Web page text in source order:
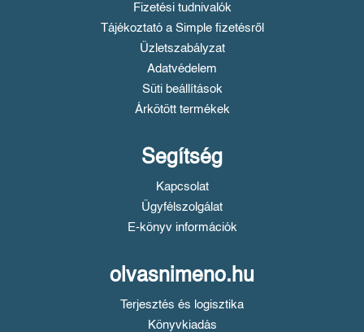
Fizetési tudnivalók
Tájékoztató a Simple fizetésről
Üzletszabályzat
Adatvédelem
Süti beállítások
Árkötött termékek
Segítség
Kapcsolat
Ügyfélszolgálat
E-könyv információk
olvasnimeno.hu
Terjesztés és logisztika
Könyvkiadás